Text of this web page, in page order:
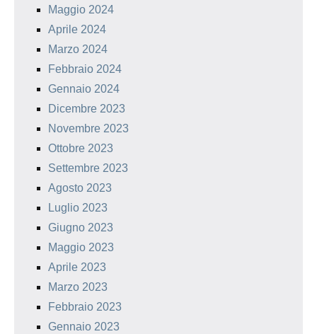
Maggio 2024
Aprile 2024
Marzo 2024
Febbraio 2024
Gennaio 2024
Dicembre 2023
Novembre 2023
Ottobre 2023
Settembre 2023
Agosto 2023
Luglio 2023
Giugno 2023
Maggio 2023
Aprile 2023
Marzo 2023
Febbraio 2023
Gennaio 2023